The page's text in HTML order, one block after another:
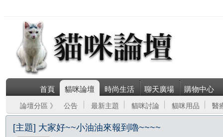
首頁 貓咪論壇 時尚生活 聊天廣場 購物中心
論壇分區 》 公告 最新主題 貓咪討論 貓咪用品 醫
[主題] 大家好~~小油油來報到嚕~~~~